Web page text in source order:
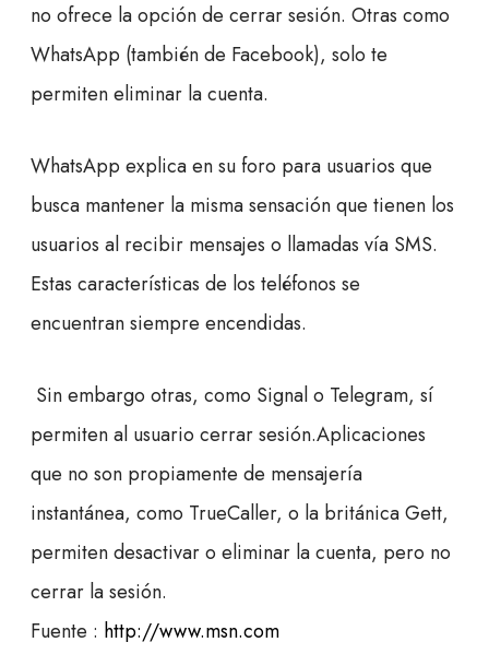
no ofrece la opción de cerrar sesión. Otras como
WhatsApp (también de Facebook), solo te
permiten eliminar la cuenta.
WhatsApp explica en su foro para usuarios que
busca mantener la misma sensación que tienen los
usuarios al recibir mensajes o llamadas vía SMS.
Estas características de los teléfonos se
encuentran siempre encendidas.
Sin embargo otras, como Signal o Telegram, sí
permiten al usuario cerrar sesión.Aplicaciones
que no son propiamente de mensajería
instantánea, como TrueCaller, o la británica Gett,
permiten desactivar o eliminar la cuenta, pero no
cerrar la sesión.
Fuente : http://www.msn.com